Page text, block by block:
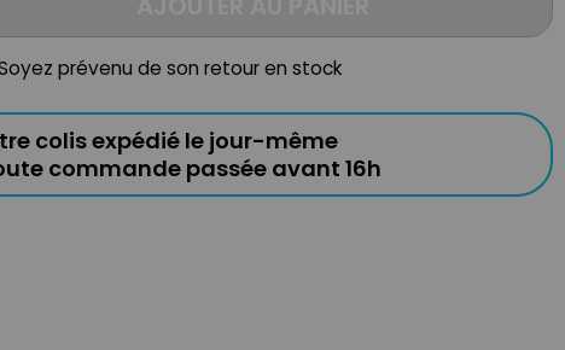
prévenu de son retour en stock
colis expédié le jour-même
commande passée avant 16h